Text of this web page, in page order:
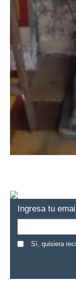
Ingresa tu
Sí, quisiera